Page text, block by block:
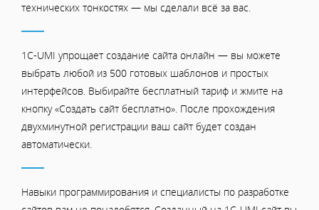
технических тонкостях — мы сделали всё за вас.
1C-UMI упрощает создание сайта онлайн — вы можете
выбрать любой из 500 готовых шаблонов и простых
интерфейсов. Выбирайте бесплатный тариф и жмите на
кнопку «Создать сайт бесплатно». После прохождения
двухминутной регистрации ваш сайт будет создан
автоматически.
Навыки программирования и специалисты по разработке